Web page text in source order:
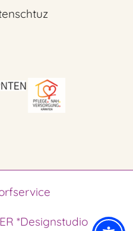
*Designstudio